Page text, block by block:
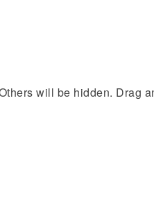
will be hidden. Drag